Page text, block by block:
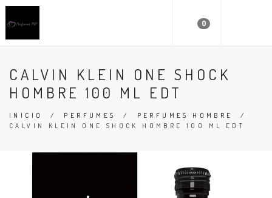
0
CALVIN KLEIN ONE SHOCK
HOMBRE 100 ML EDT
INICIO / PERFUMES / PERFUMES HOMBRE
/
CALVIN KLEIN ONE SHOCK HOMBRE 100 ML EDT